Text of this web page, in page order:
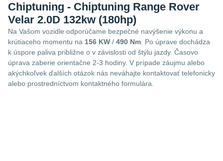
Chiptuning - Chiptuning Range Rover
Velar 2.0D 132kw (180hp)
Na Vašom vozidle odporúčame bezpečné navýšenie výkonu a
krútiaceho momentu na 156 KW / 490 Nm . Po úprave dochádza
k úspore paliva približne o v závislosti od štýlu jazdy. Časovo
úprava zaberie orientačne 2-3 hodiny. V prípade záujmu alebo
akýchkoľvek ďalších otázok nás neváhajte kontaktovať telefonicky
alebo prostredníctvom kontaktného formulára.